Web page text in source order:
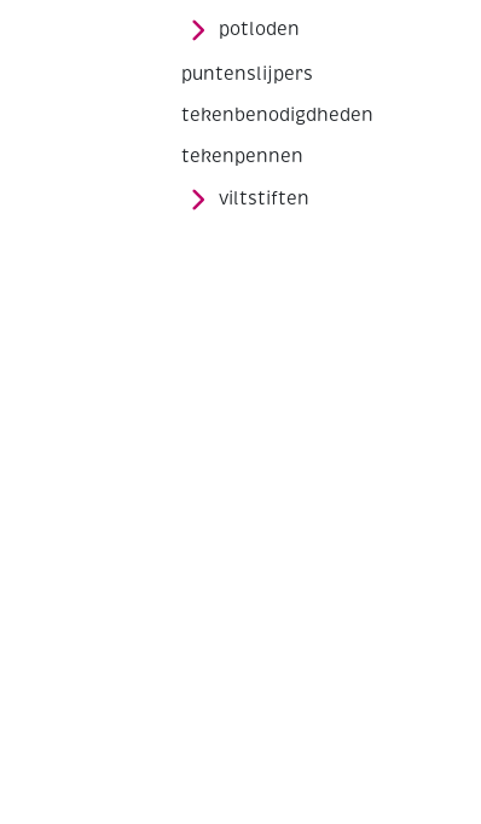
potloden
puntenslijpers
tekenbenodigdheden
tekenpennen
viltstiften